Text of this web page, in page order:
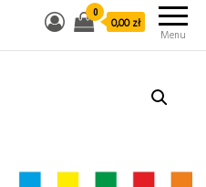
Menu
0
0,00 zł